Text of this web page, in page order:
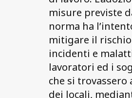
misure previste
norma ha
mitigare il
incidenti e
lavoratori ed i
che si trovassero
dei locali,